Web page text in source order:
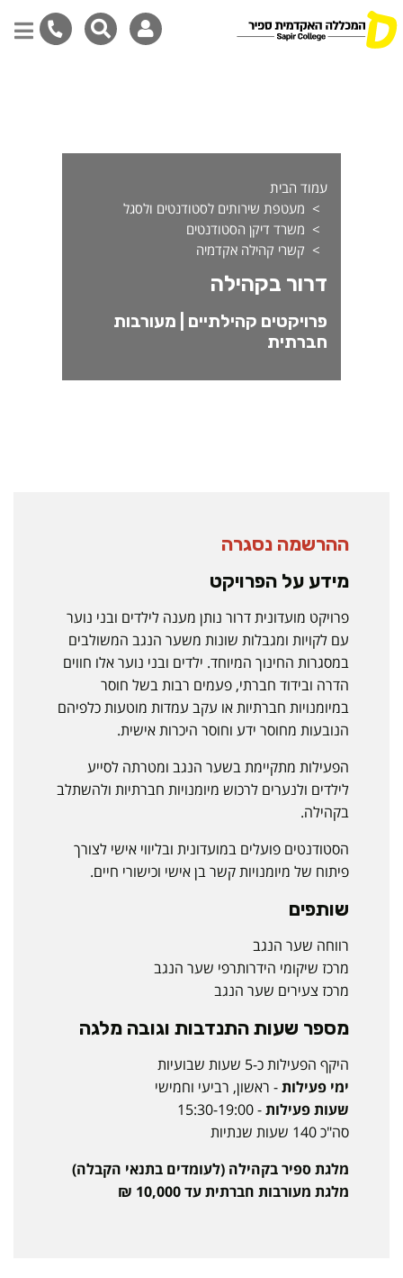
עמוד הבית
מעטפת שירותים לסטודנטים ולסגל
משרד דיקן הסטודנטים
קשרי קהילה אקדמיה
דרור בקהילה
פרויקטים קהילתיים | מעורבות
חברתית
ההרשמה נסגרה
מידע על הפרויקט
פרויקט מועדונית דרור נותן מענה לילדים ובני נוער
עם לקויות ומגבלות שונות משער הנגב המשולבים
במסגרות החינוך המיוחד. ילדים ובני נוער אלו חווים
הדרה ובידוד חברתי, פעמים רבות בשל חוסר
במיומנויות חברתיות או עקב עמדות מוטעות כלפיהם
הנובעות מחוסר ידע וחוסר היכרות אישית.
הפעילות מתקיימת בשער הנגב ומטרתה לסייע
לילדים ולנערים לרכוש מיומנויות חברתיות ולהשתלב
בקהילה.
הסטודנטים פועלים במועדונית ובליווי אישי לצורך
פיתוח של מיומנויות קשר בן אישי וכישורי חיים.
שותפים
רווחה שער הנגב
מרכז שיקומי הידרותרפי שער הנגב
מרכז צעירים שער הנגב
מספר שעות התנדבות וגובה מלגה
היקף הפעילות כ-5 שעות שבועיות
ימי פעילות- ראשון, רביעי וחמישי
שעות פעילות- 15:30-19:00
סה"כ 140 שעות שנתיות
מלגת ספיר בקהילה (לעומדים בתנאי הקבלה)
מלגת מעורבות חברתית עד 10,000 ₪